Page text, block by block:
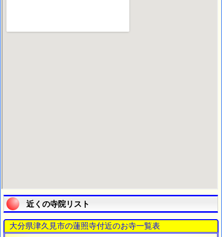
近くの寺院リスト
大分県津久見市の蓮照寺付近のお寺一覧表